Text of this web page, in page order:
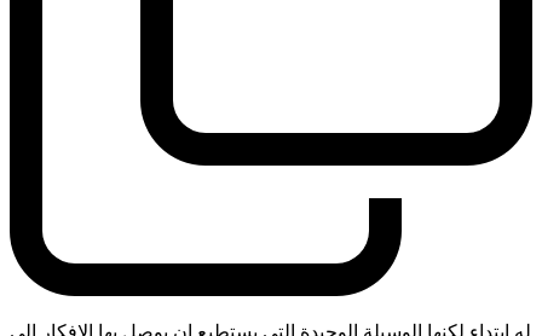
له ابتداء لكنها الوسيلة الوحيدة التي يستطيع ان يوصل بها الافكار الى